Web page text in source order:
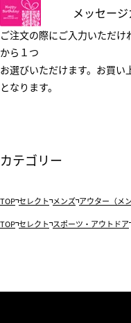
メッセー
ご注文の際にご入力いただ
から１つ
お選びいただけます。お買
となります。
カテゴリー
TOP セレクト メンズ アウター（メン
TOP セレクト スポーツ・アウトドア